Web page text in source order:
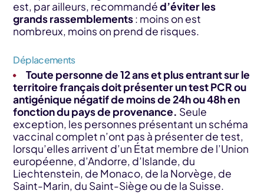
est, par ailleurs, recommandéd’éviter les
grands rassemblements: moins on est
nombreux, moins on prend de risques.
Déplacements
Toute personne de 12 ans et plus entrant sur le
territoire français doit présenter un test PCR ou
antigénique négatif de moins de 24h ou 48h en
fonction du pays de provenance. Seule
exception, les personnes présentant un schéma
vaccinal complet n’ont pas à présenter de test,
lorsqu’elles arrivent d’un État membre de l’Union
européenne, d’Andorre, d’Islande, du
Liechtenstein, de Monaco, de la Norvège, de
Saint-Marin, du Saint-Siège ou de la Suisse.